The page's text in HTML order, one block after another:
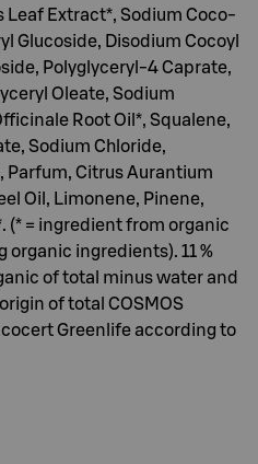
Leaf Extract*, Sodium Coco-
Glucoside, Disodium Cocoyl
Polyglyceryl-4 Caprate,
Oleate, Sodium
Root Oil*, Squalene,
Sodium Chloride,
Parfum, Citrus Aurantium
Oil, Limonene, Pinene,
(* = ingredient from organic
organic ingredients). 11 %
of total minus water and
of total COSMOS
Greenlife according to